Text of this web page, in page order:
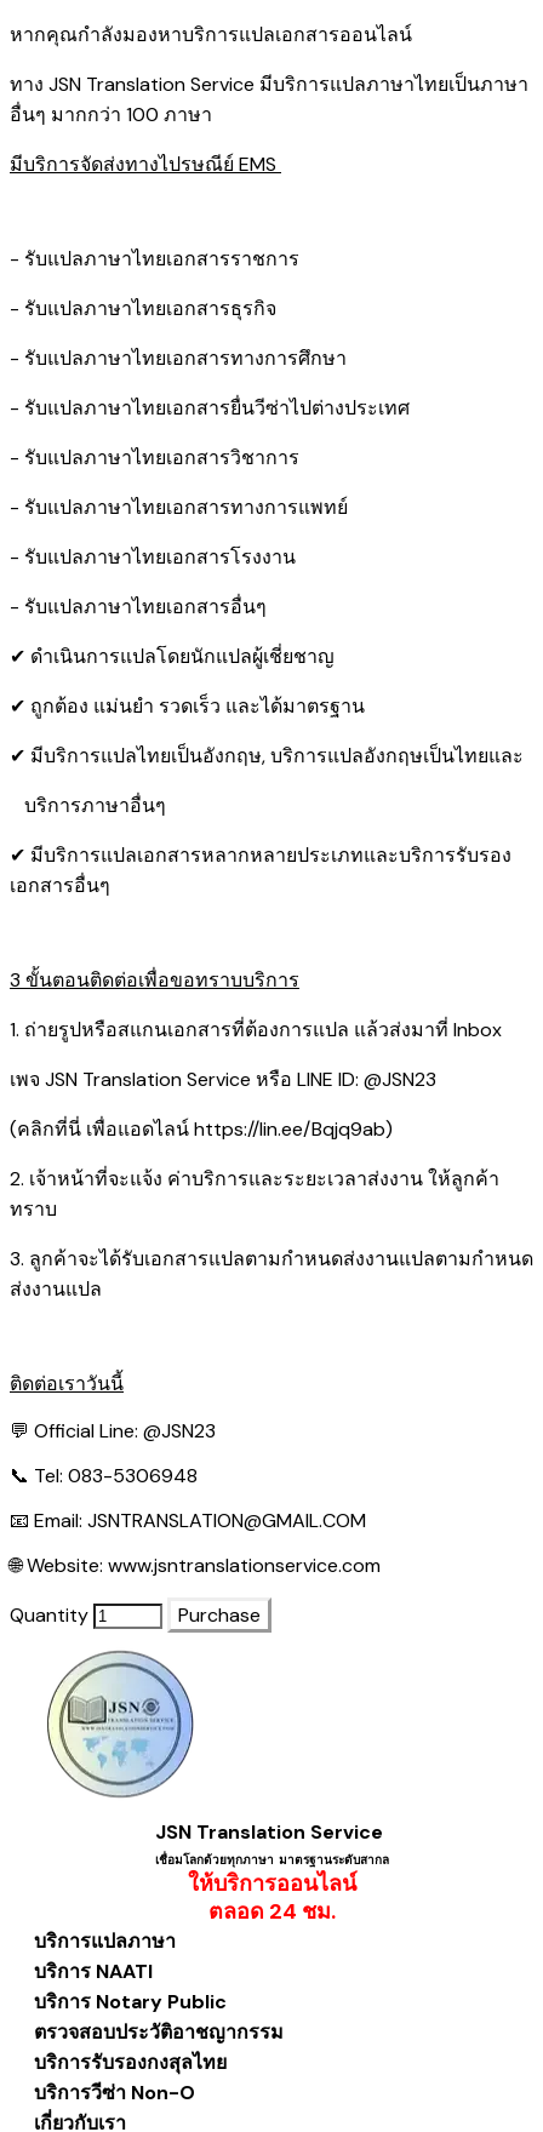
หากคุณกำลังมองหาบริการแปลเอกสารออนไลน์
ทาง JSN Translation Service มีบริการแปลภาษาไทยเป็นภาษา
อื่นๆ มากกว่า 100 ภาษา
มีบริการจัดส่งทางไปรษณีย์ EMS
- รับแปลภาษาไทยเอกสารราชการ
- รับแปลภาษาไทยเอกสารธุรกิจ
- รับแปลภาษาไทยเอกสารทางการศึกษา
- รับแปลภาษาไทยเอกสารยื่นวีซ่าไปต่างประเทศ
- รับแปลภาษาไทยเอกสารวิชาการ
- รับแปลภาษาไทยเอกสารทางการแพทย์
- รับแปลภาษาไทยเอกสารโรงงาน
- รับแปลภาษาไทยเอกสารอื่นๆ
✔ ดำเนินการแปลโดยนักแปลผู้เชี่ยชาญ
✔ ถูกต้อง แม่นยำ รวดเร็ว และได้มาตรฐาน
✔ มีบริการแปลไทยเป็นอังกฤษ, บริการแปลอังกฤษเป็นไทยและ
บริการภาษาอื่นๆ
✔ มีบริการแปลเอกสารหลากหลายประเภทและบริการรับรอง​
เอกสารอื่นๆ
3 ขั้นตอนติดต่อเพื่อขอทราบบริการ
1. ถ่ายรูปหรือสแกนเอกสารที่ต้องการแปล แล้วส่งมาที่ Inbox
เพจ JSN Translation Service หรือ LINE ID: @JSN23
(คลิกที่นี่ เพื่อแอดไลน์https://lin.ee/Bqjq9ab)
2. เจ้าหน้าที่จะแจ้ง ค่าบริการและระยะเวลาส่งงาน ให้ลูกค้า
ทราบ
3. ลูกค้าจะได้รับเอกสารแปลตามกำหนดส่งงานแปลตามกำหนด
ส่งงานแปล
ติดต่อเราวันนี้
💬 Official Line: @JSN23
📞 Tel: 083-5306948
📧 Email: JSNTRANSLATION@GMAIL.COM
🌐 Website: www.jsntranslationservice.com
Quantity
Purchase
JSN Translation Service
เชื่อมโลกด้วยทุกภาษา ​มาตรฐานระดับสากล
ให้บริการออนไลน์
​ตลอด 24 ชม.
บริการแปลภาษา
บริการ NAATI
บริการ Notary Public
ตรวจสอบประวัติอาชญากรรม
บริการรับรองกงสุลไทย
บริการวีซ่า Non-O
เกี่ยวกับเรา